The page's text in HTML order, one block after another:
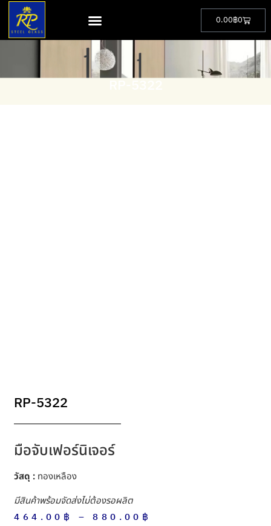
0.00฿0
RP-5322
RP-5322
มือจับเฟอร์นิเจอร์
วัสดุ : ทองเหลือง
มีสินค้าพร้อมจัดส่งไม่ต้องรอผลิต
464.00 ฿ –880.00 ฿